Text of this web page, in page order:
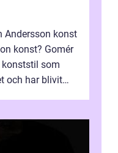
Andersson konst
konst? Gomér
konststil som
och har blivit